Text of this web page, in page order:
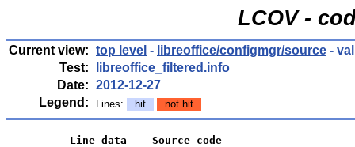
LCOV -
Current view: top level - libreoffice/configmgr/source -
Test:
libreoffice_filtered.info
Date: 2012-12-27
Legend:
Lines: hit not hit
          Line data    Source code